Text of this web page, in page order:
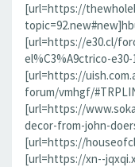
[url=https://
[url=https://e30.cl/
el%C3%A9ctrico-
[url=https://
forum/vmhgf/
[url=https://
decor-from-john-
[url=https://
[url=https://xn--